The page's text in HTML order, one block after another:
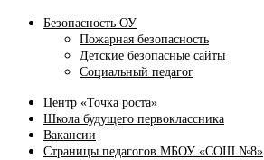
Безопасность ОУ
Пожарная безопасность
Детские безопасные сайты
Социальный педагог
Центр «Точка роста»
Школа будущего первоклассника
Вакансии
Страницы педагогов МБОУ «СОШ №8»